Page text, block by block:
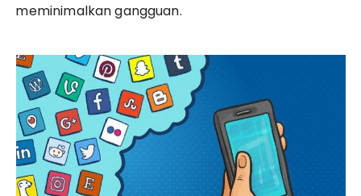
meminimalkan gangguan.